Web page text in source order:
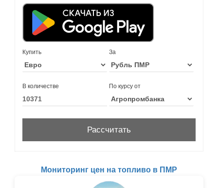
Купить За
В количестве По курсу от
Мониторинг цен на топливо в ПМР